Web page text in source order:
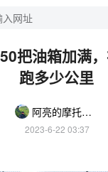
把油箱加满
跑多少公里
阿亮的摩托日记
2023-6-22 03:37